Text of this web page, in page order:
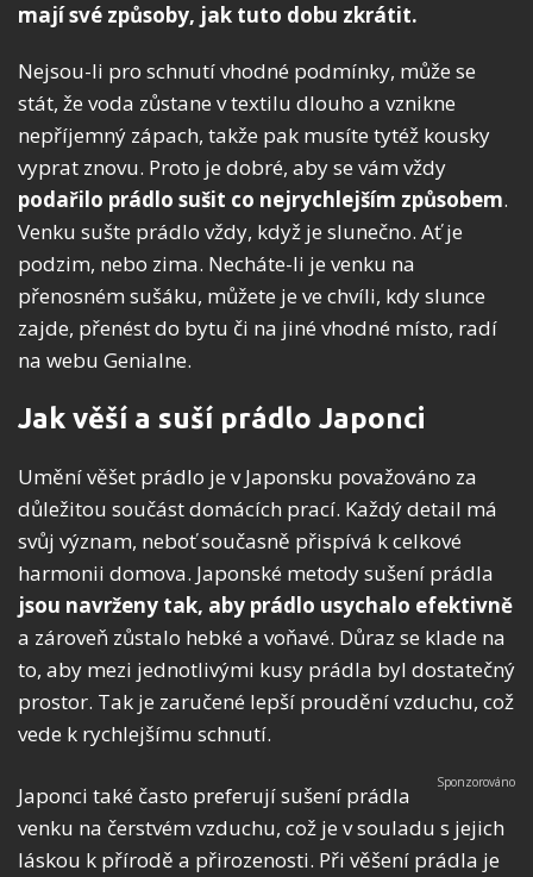
mají své způsoby, jak tuto dobu zkrátit.
Nejsou-li pro schnutí vhodné podmínky, může se
stát, že voda zůstane v textilu dlouho a vznikne
nepříjemný zápach, takže pak musíte tytéž kousky
vyprat znovu. Proto je dobré, aby se vám vždy
podařilo prádlo sušit co nejrychlejším způsobem.
Venku sušte prádlo vždy, když je slunečno. Ať je
podzim, nebo zima. Necháte-li je venku na
přenosném sušáku, můžete je ve chvíli, kdy slunce
zajde, přenést do bytu či na jiné vhodné místo, radí
na webu Genialne.
Jak věší a suší prádlo Japonci
Umění věšet prádlo je v Japonsku považováno za
důležitou součást domácích prací. Každý detail má
svůj význam, neboť současně přispívá k celkové
harmonii domova. Japonské metody sušení prádla
jsou navrženy tak, aby prádlo usychalo efektivně
a zároveň zůstalo hebké a voňavé. Důraz se klade na
to, aby mezi jednotlivými kusy prádla byl dostatečný
prostor. Tak je zaručené lepší proudění vzduchu, což
vede k rychlejšímu schnutí.
Japonci také často preferují sušení prádla
venku na čerstvém vzduchu, což je v souladu s jejich
láskou k přírodě a přirozenosti. Při věšení prádla je